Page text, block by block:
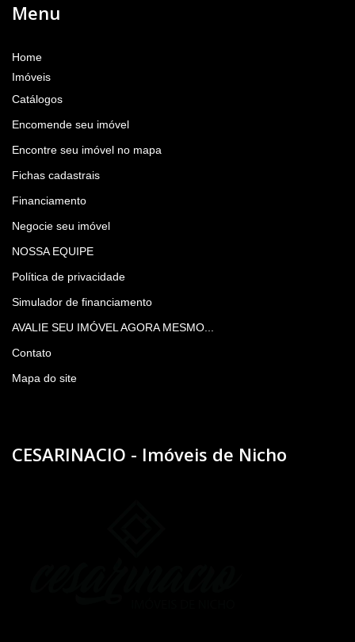
Menu
Home
Imóveis
Catálogos
Encomende seu imóvel
Encontre seu imóvel no mapa
Fichas cadastrais
Financiamento
Negocie seu imóvel
NOSSA EQUIPE
Política de privacidade
Simulador de financiamento
AVALIE SEU IMÓVEL AGORA MESMO...
Contato
Mapa do site
CESARINACIO - Imóveis de Nicho